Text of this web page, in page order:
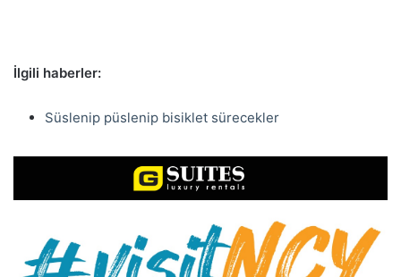
İlgili haberler:
Süslenip püslenip bisiklet sürecekler